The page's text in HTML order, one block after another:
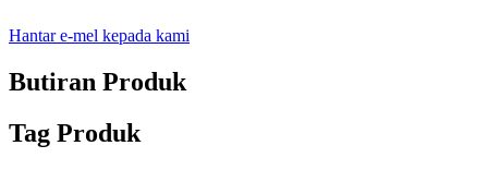
Hantar e-mel kepada kami
Butiran Produk
Tag Produk